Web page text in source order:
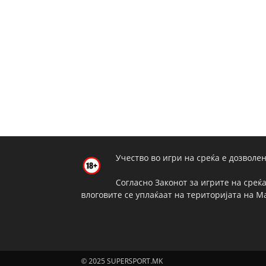
Учество во игри на среќа е
Согласно Законот за игрите на
влоговите се уплаќаат на територијата на
© 2025 SUPERSPORT.MK